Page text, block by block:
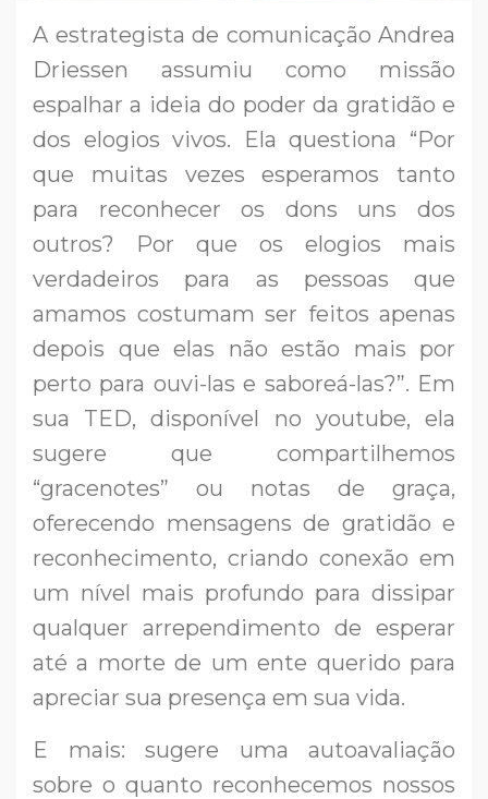
A estrategista de comunicação Andrea
Driessen assumiu como missão
espalhar a ideia do poder da gratidão e
dos elogios vivos. Ela questiona “Por
que muitas vezes esperamos tanto
para reconhecer os dons uns dos
outros? Por que os elogios mais
verdadeiros para as pessoas que
amamos costumam ser feitos apenas
depois que elas não estão mais por
perto para ouvi-las e saboreá-las?”. Em
sua TED, disponível no youtube, ela
sugere que compartilhemos
“gracenotes” ou notas de graça,
oferecendo mensagens de gratidão e
reconhecimento, criando conexão em
um nível mais profundo para dissipar
qualquer arrependimento de esperar
até a morte de um ente querido para
apreciar sua presença em sua vida.
E mais: sugere uma autoavaliação
sobre o quanto reconhecemos nossos